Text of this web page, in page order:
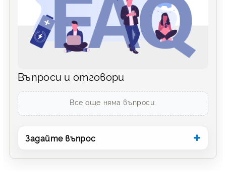
Въпроси и отговори
Все още няма въпроси.
Задайте въпрос